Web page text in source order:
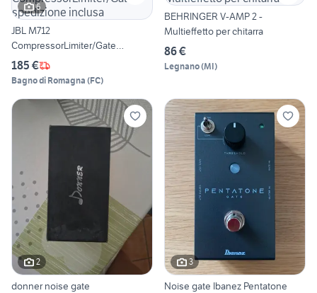
6
JBL M712
CompressorLimiter/Gate
spedizione inclusa
185 €
Bagno di Romagna (FC)
BEHRINGER V-AMP 2 -
Multieffetto per chitarra
86 €
Legnano(MI)
2
donner noise gate
3
Noise gate Ibanez Pentatone